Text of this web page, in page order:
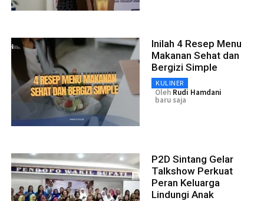
Inilah 4 Resep Menu
Makanan Sehat dan
Bergizi Simple
KULINER
Oleh Rudi Hamdani
baru saja
P2D Sintang Gelar
Talkshow Perkuat
Peran Keluarga
Lindungi Anak